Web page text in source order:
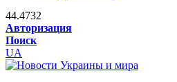
44.4732
Авторизация
Поиск
UA